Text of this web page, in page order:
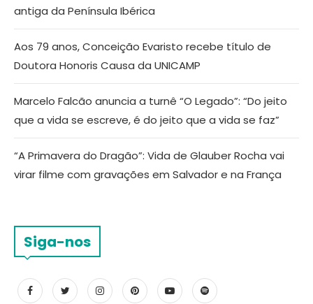
antiga da Península Ibérica
Aos 79 anos, Conceição Evaristo recebe título de
Doutora Honoris Causa da UNICAMP
Marcelo Falcão anuncia a turnê “O Legado”: “Do jeito
que a vida se escreve, é do jeito que a vida se faz”
“A Primavera do Dragão”: Vida de Glauber Rocha vai
virar filme com gravações em Salvador e na França
Siga-nos